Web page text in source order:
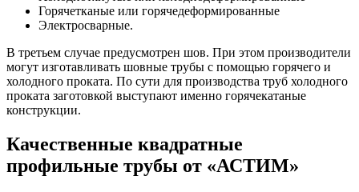
Горячетканые или горячедеформированные
Электросварные.
В третьем случае предусмотрен шов. При этом производители
могут изготавливать шовные трубы с помощью горячего и
холодного проката. По сути для производства труб холодного
проката заготовкой выступают именно горячекатаные
конструкции.
Качественные квадратные
профильные трубы от «АСТИМ»